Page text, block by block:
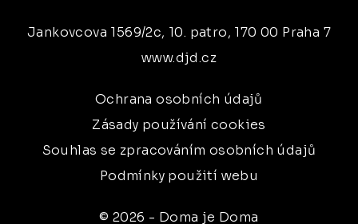
Jankovcova 1569/2c, 10. patro, 170 00 Praha 7
www.djd.cz
Ochrana osobních údajů
Zásady používání cookies
Souhlas se zpracováním osobních údajů
Podmínky použití webu
© 2026 - Doma je Doma